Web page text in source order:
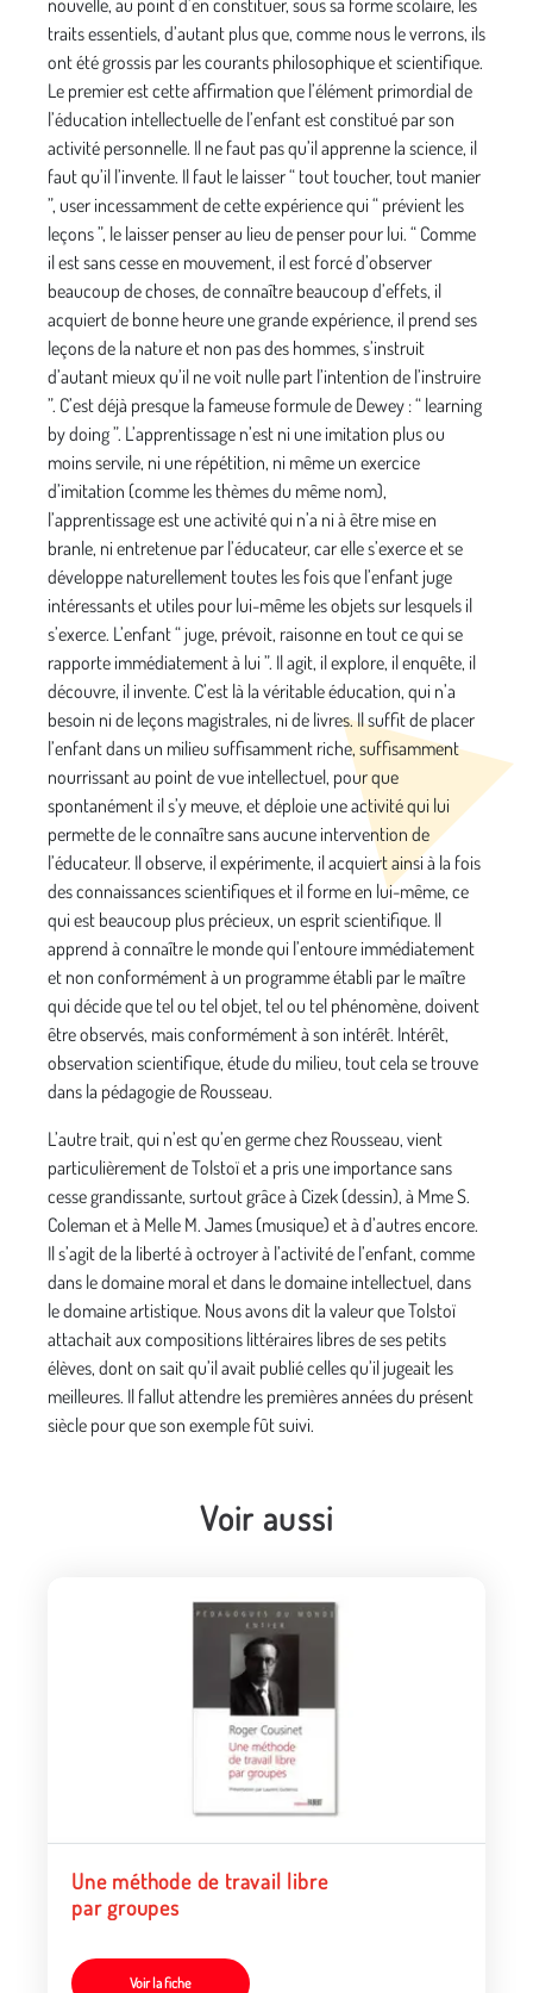
nouvelle, au point d’en constituer, sous sa forme scolaire, les
traits essentiels, d’autant plus que, comme nous le verrons, ils
ont été grossis par les courants philosophique et scientifique.
Le premier est cette affirmation que l’élément primordial de
l’éducation intellectuelle de l’enfant est constitué par son
activité personnelle. Il ne faut pas qu’il apprenne la science, il
faut qu’il l’invente. Il faut le laisser “ tout toucher, tout manier
”, user incessamment de cette expérience qui “ prévient les
leçons ”, le laisser penser au lieu de penser pour lui. “ Comme
il est sans cesse en mouvement, il est forcé d’observer
beaucoup de choses, de connaître beaucoup d’effets, il
acquiert de bonne heure une grande expérience, il prend ses
leçons de la nature et non pas des hommes, s’instruit
d’autant mieux qu’il ne voit nulle part l’intention de l’instruire
”. C’est déjà presque la fameuse formule de Dewey : “ learning
by doing ”. L’apprentissage n’est ni une imitation plus ou
moins servile, ni une répétition, ni même un exercice
d’imitation (comme les thèmes du même nom),
l’apprentissage est une activité qui n’a ni à être mise en
branle, ni entretenue par l’éducateur, car elle s’exerce et se
développe naturellement toutes les fois que l’enfant juge
intéressants et utiles pour lui-même les objets sur lesquels il
s’exerce. L’enfant “ juge, prévoit, raisonne en tout ce qui se
rapporte immédiatement à lui ”. Il agit, il explore, il enquête, il
découvre, il invente. C’est là la véritable éducation, qui n’a
besoin ni de leçons magistrales, ni de livres. Il suffit de placer
l’enfant dans un milieu suffisamment riche, suffisamment
nourrissant au point de vue intellectuel, pour que
spontanément il s’y meuve, et déploie une activité qui lui
permette de le connaître sans aucune intervention de
l’éducateur. Il observe, il expérimente, il acquiert ainsi à la fois
des connaissances scientifiques et il forme en lui-même, ce
qui est beaucoup plus précieux, un esprit scientifique. Il
apprend à connaître le monde qui l’entoure immédiatement
et non conformément à un programme établi par le maître
qui décide que tel ou tel objet, tel ou tel phénomène, doivent
être observés, mais conformément à son intérêt. Intérêt,
observation scientifique, étude du milieu, tout cela se trouve
dans la pédagogie de Rousseau.
L’autre trait, qui n’est qu’en germe chez Rousseau, vient
particulièrement de Tolstoï et a pris une importance sans
cesse grandissante, surtout grâce à Cizek (dessin), à Mme S.
Coleman et à Melle M. James (musique) et à d’autres encore.
Il s’agit de la liberté à octroyer à l’activité de l’enfant, comme
dans le domaine moral et dans le domaine intellectuel, dans
le domaine artistique. Nous avons dit la valeur que Tolstoï
attachait aux compositions littéraires libres de ses petits
élèves, dont on sait qu’il avait publié celles qu’il jugeait les
meilleures. Il fallut attendre les premières années du présent
siècle pour que son exemple fût suivi.
Voir aussi
Une méthode de travail libre
par groupes
Voir la fiche